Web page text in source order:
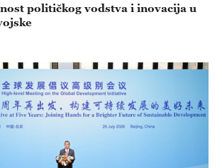
političkog vodstva i inovacija u